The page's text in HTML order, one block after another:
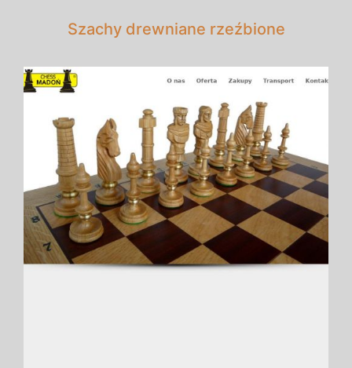
Szachy drewniane rzeźbione